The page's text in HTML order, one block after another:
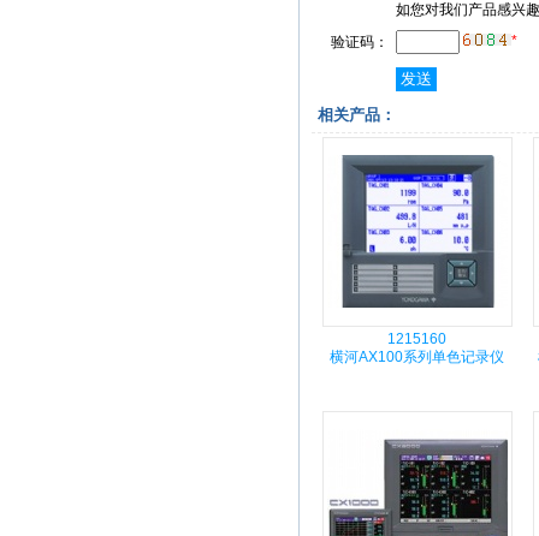
如您对我们产品感兴
验证码：
*
相关产品：
1215160
横河AX100系列单色记录仪